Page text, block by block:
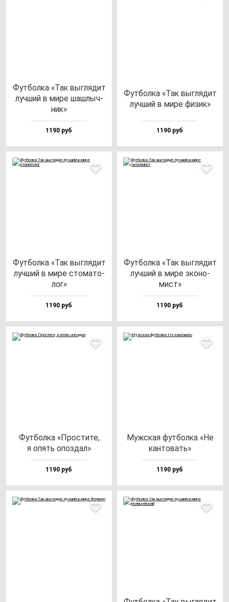
Фут­бол­ка «Так выг­ля­дит
луч­ший в ми­ре шаш­лыч­
ник»
1190 руб
Фут­бол­ка «Так выг­ля­дит
луч­ший в ми­ре фи­зик»
1190 руб
Фут­бол­ка «Так выг­ля­дит
луч­ший в ми­ре сто­ма­то­
лог»
1190 руб
Фут­бол­ка «Так выг­ля­дит
луч­ший в ми­ре эко­но­
мист»
1190 руб
Фут­бол­ка «Прос­ти­те,
я опять опоз­дал»
1190 руб
Муж­ская фут­бол­ка «Не
кан­то­вать»
1190 руб